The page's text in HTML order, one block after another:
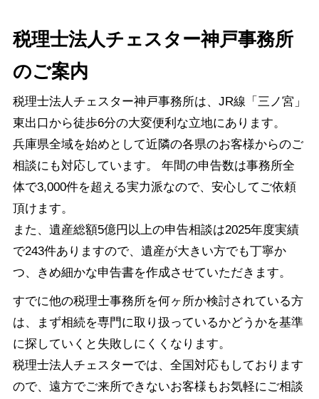
税理士法人チェスター神戸事務所
のご案内
税理士法人チェスター神戸事務所は、JR線「三ノ宮」
東出口から徒歩6分の大変便利な立地にあります。
兵庫県全域を始めとして近隣の各県のお客様からのご
相談にも対応しています。 年間の申告数は事務所全
体で3,000件を超える実力派なので、安心してご依頼
頂けます。
また、遺産総額5億円以上の申告相談は2025年度実績
で243件ありますので、遺産が大きい方でも丁寧か
つ、きめ細かな申告書を作成させていただきます。
すでに他の税理士事務所を何ヶ所か検討されている方
は、まず相続を専門に取り扱っているかどうかを基準
に探していくと失敗しにくくなります。
税理士法人チェスターでは、全国対応もしております
ので、遠方でご来所できないお客様もお気軽にご相談